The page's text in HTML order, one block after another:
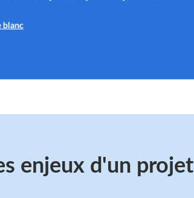
enjeux d'un projet